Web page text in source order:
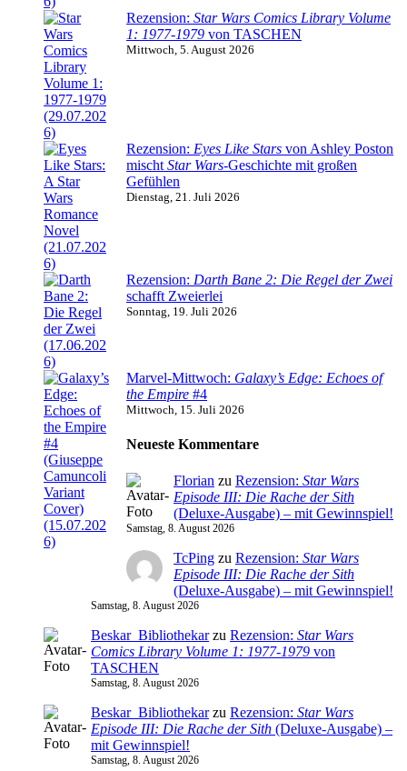
Rezension: Star Wars Comics Library Volume
1: 1977-1979 von TASCHEN
Mittwoch, 5. August 2026
Rezension: Eyes Like Stars von Ashley Poston
mischt Star Wars-Geschichte mit großen
Gefühlen
Dienstag, 21. Juli 2026
Rezension: Darth Bane 2: Die Regel der Zwei
schafft Zweierlei
Sonntag, 19. Juli 2026
Marvel-Mittwoch: Galaxy’s Edge: Echoes of
the Empire #4
Mittwoch, 15. Juli 2026
Neueste Kommentare
Florian zu Rezension: Star Wars
Episode III: Die Rache der Sith
(Deluxe-Ausgabe) – mit Gewinnspiel!
Samstag, 8. August 2026
TcPing zu Rezension: Star Wars
Episode III: Die Rache der Sith
(Deluxe-Ausgabe) – mit Gewinnspiel!
Samstag, 8. August 2026
Beskar_Bibliothekarzu Rezension: Star Wars
Comics Library Volume 1: 1977-1979 von
TASCHEN
Samstag, 8. August 2026
Beskar_Bibliothekarzu Rezension: Star Wars
Episode III: Die Rache der Sith (Deluxe-Ausgabe) –
mit Gewinnspiel!
Samstag, 8. August 2026